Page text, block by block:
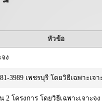
หัวข้อ
ง
3989 เพชรบุรี โดยวิธีเฉพาะเจา
โครงการ โดยวิธีเฉพาะเจาะจง